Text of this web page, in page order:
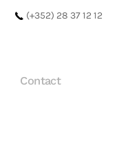
(+352) 28 37 12 12
Contact